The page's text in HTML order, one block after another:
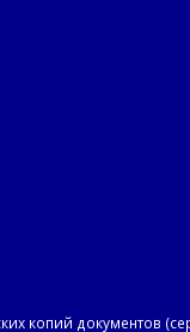
копий документов